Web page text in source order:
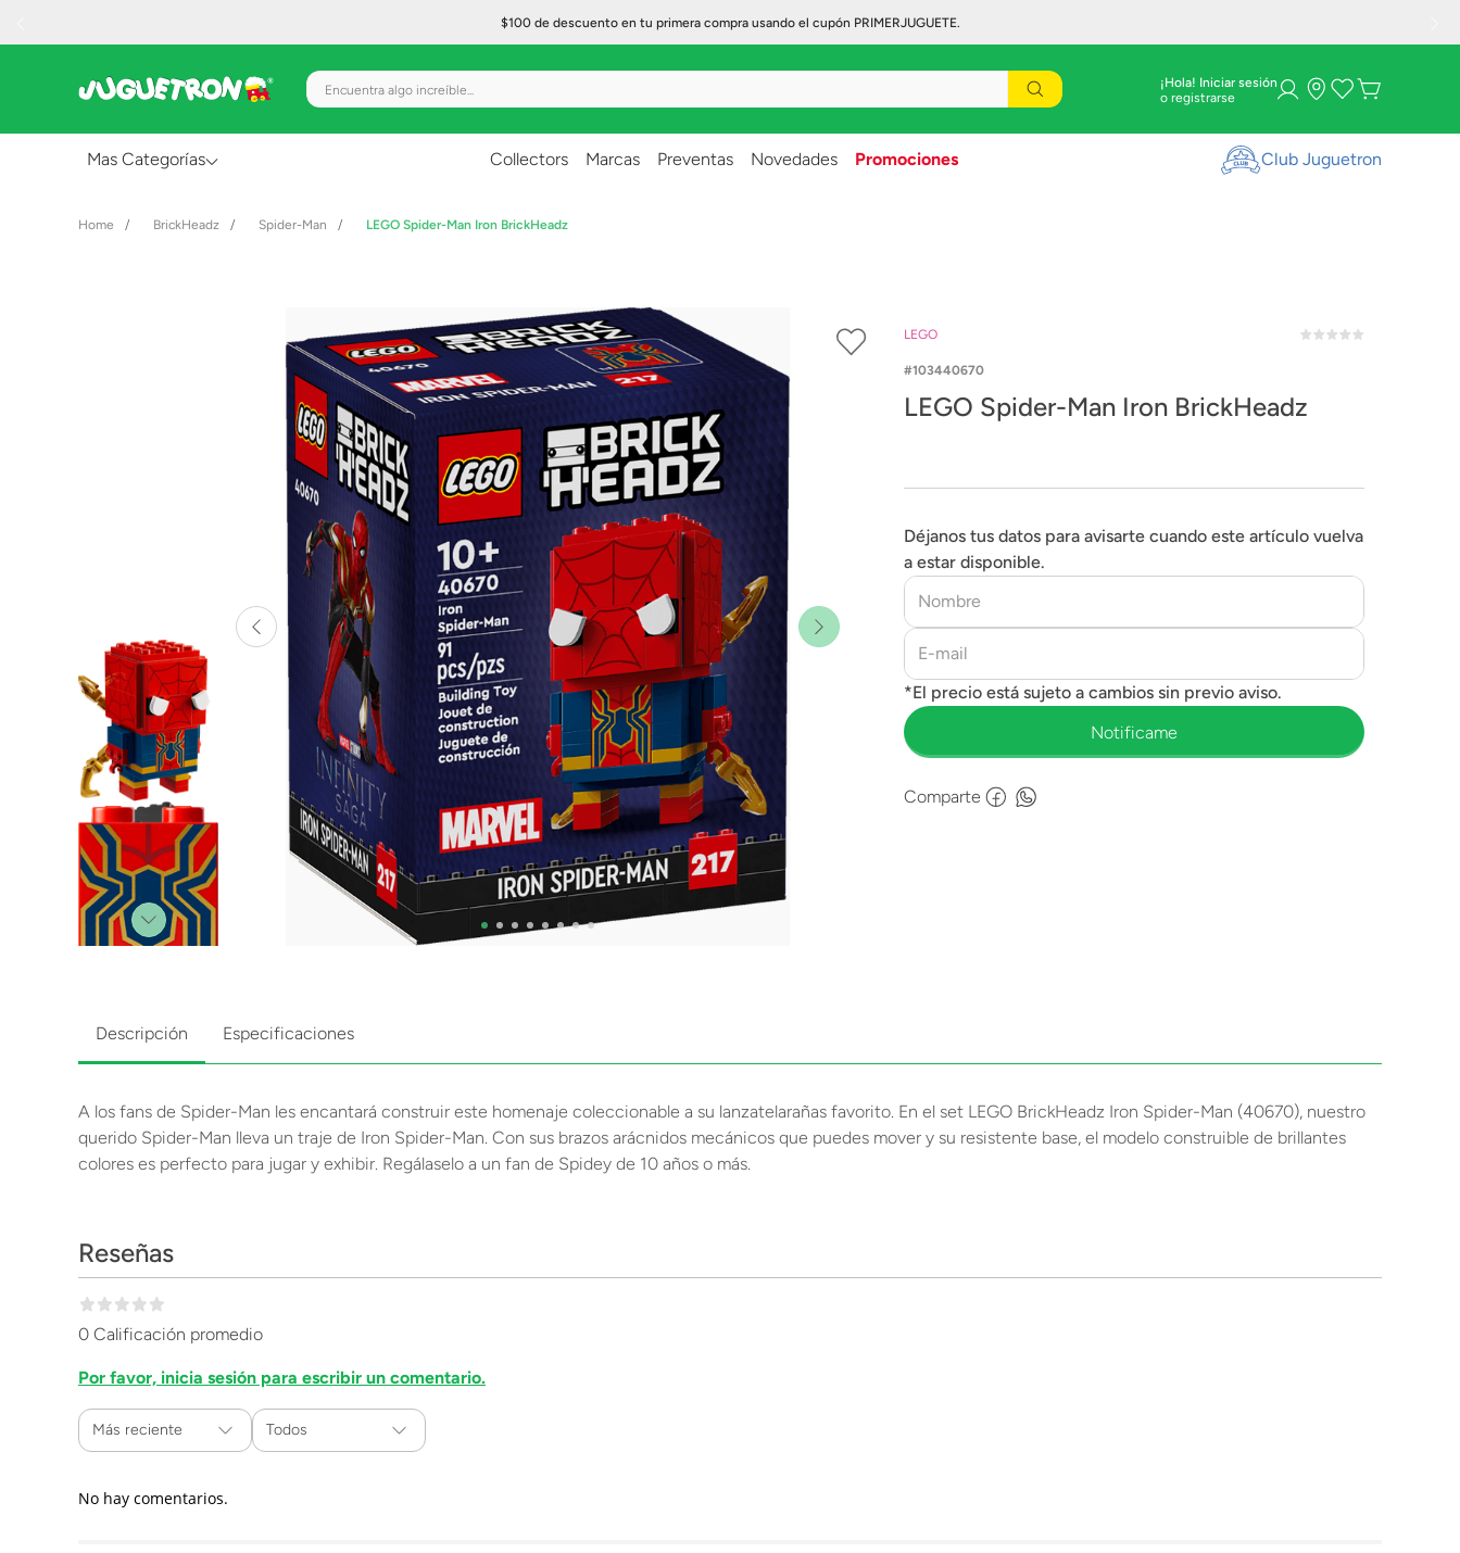
$100 de descuento en tu primera compra usando el cupón PRIMERJUGUETE.
Encuentra algo increíble... ¡Hola! Iniciar sesión
Mas Categorías
Gadgets y Electrónicos
Peluches
Vehículos y Pistas
Collectors Marcas Preventas Novedades Promociones Club Juguetron
BrickHeadz Spider-Man LEGO Spider-Man Iron BrickHeadz
LEGO
103440670
LEGO Spider-Man Iron BrickHeadz
Déjanos tus datos para avisarte cuando este artículo vuelva
a estar disponible.
Comparte
Descripción Especificaciones
A los fans de Spider-Man les encantará construir este homenaje coleccionable a su lanzatelarañas favorito. En el set LEGO BrickHeadz Iron Spider-Man (40670), nuestro
querido Spider-Man lleva un traje de Iron Spider-Man. Con sus brazos arácnidos mecánicos que puedes mover y su resistente base, el modelo construible de brillantes
colores es perfecto para jugar y exhibir. Regálaselo a un fan de Spidey de 10 años o más.
Reseñas
0 Calificación promedio
Por favor, inicia sesión para escribir un comentario.
Más reciente Todos
No hay comentarios.